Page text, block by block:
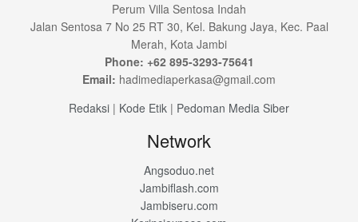
Perum Villa Sentosa Indah
Jalan Sentosa 7 No 25 RT 30, Kel. Bakung Jaya, Kec. Paal
Merah, Kota Jambi
Phone: +62 895-3293-75641
Email: hadimediaperkasa@gmail.com
Redaksi | Kode Etik | Pedoman Media Siber
Network
Angsoduo.net
Jambiflash.com
Jambiseru.com